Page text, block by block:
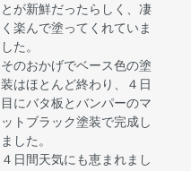
とが新鮮だったらしく、凄
く楽んで塗ってくれていま
した。
そのおかげでベース色の塗
装はほとんど終わり、４日
目にバタ板とバンパーのマ
ットブラック塗装で完成し
ました。
４日間天気にも恵まれまし